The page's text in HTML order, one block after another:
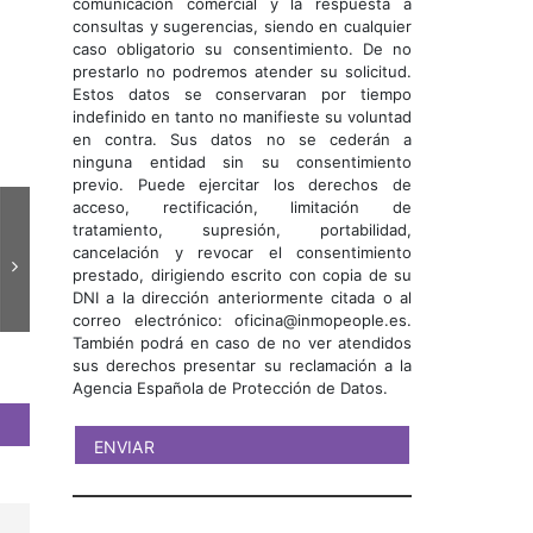
comunicación comercial y la respuesta a
consultas y sugerencias, siendo en cualquier
caso obligatorio su consentimiento. De no
prestarlo no podremos atender su solicitud.
Estos datos se conservaran por tiempo
indefinido en tanto no manifieste su voluntad
en contra. Sus datos no se cederán a
ninguna entidad sin su consentimiento
previo. Puede ejercitar los derechos de
acceso, rectificación, limitación de
tratamiento, supresión, portabilidad,
cancelación y revocar el consentimiento
prestado, dirigiendo escrito con copia de su
DNI a la dirección anteriormente citada o al
correo electrónico: oficina@inmopeople.es.
También podrá en caso de no ver atendidos
sus derechos presentar su reclamación a la
Agencia Española de Protección de Datos.